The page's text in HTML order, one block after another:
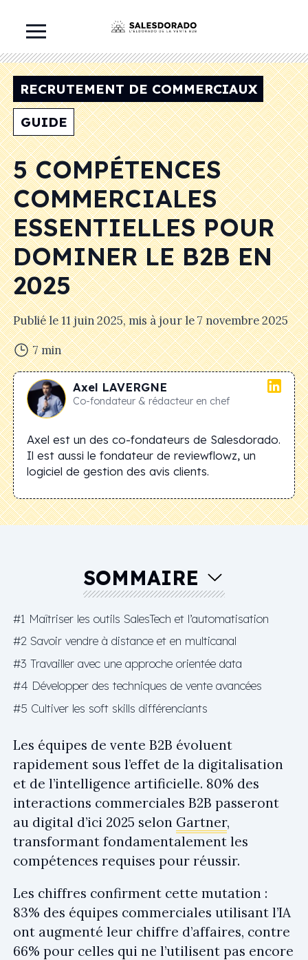
RECRUTEMENT DE COMMERCIAUX
GUIDE
5 COMPÉTENCES
COMMERCIALES
ESSENTIELLES POUR
DOMINER LE B2B EN
2025
Publié le11 juin 2025, mis à jour le7 novembre 2025
7 min
Axel LAVERGNE
Co-fondateur & rédacteur en chef
Axel est un des co-fondateurs de Salesdorado.
Il est aussi le fondateur de reviewflowz, un
logiciel de gestion des avis clients.
SOMMAIRE
#1 Maîtriser les outils SalesTech et l’automatisation
#2 Savoir vendre à distance et en multicanal
#3 Travailler avec une approche orientée data
#4 Développer des techniques de vente avancées
#5 Cultiver les soft skills différenciants
Les équipes de vente B2B évoluent
rapidement sous l’effet de la digitalisation
et de l’intelligence artificielle. 80% des
interactions commerciales B2B passeront
au digital d’ici 2025 selon Gartner,
transformant fondamentalement les
compétences requises pour réussir.
Les chiffres confirment cette mutation :
83% des équipes commerciales utilisant l’IA
ont augmenté leur chiffre d’affaires, contre
66% pour celles qui ne l’utilisent pas encore